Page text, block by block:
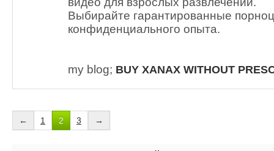
Выбирайте гарантированные
конфиденциального опыта.
my blog; BUY XANAX WITHOUT
← 1 2 3 →